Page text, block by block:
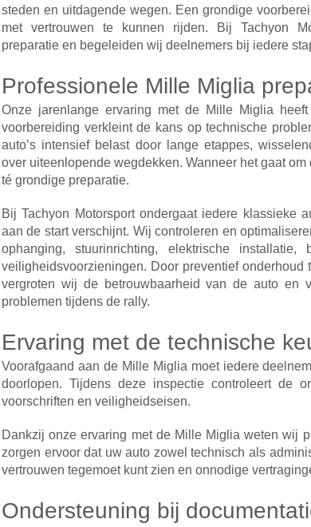
steden en uitdagende wegen. Een grondige
met vertrouwen te kunnen rijden. Bij Tachyon
preparatie en begeleiden wij deelnemers bij iedere
Professionele Mille Miglia
Onze jarenlange ervaring met de Mille Miglia
voorbereiding verkleint de kans op technische
auto’s intensief belast door lange etappes,
over uiteenlopende wegdekken. Wanneer het gaat
té grondige preparatie.
Bij Tachyon Motorsport ondergaat iedere klassieke
aan de start verschijnt. Wij controleren en
ophanging, stuurinrichting, elektrische installatie,
veiligheidsvoorzieningen. Door preventief
vergroten wij de betrouwbaarheid van de auto en
problemen tijdens de rally.
Ervaring met de technische
Voorafgaand aan de Mille Miglia moet iedere
doorlopen. Tijdens deze inspectie controleert de
voorschriften en veiligheidseisen.
Dankzij onze ervaring met de Mille Miglia weten wij
zorgen ervoor dat uw auto zowel technisch als
vertrouwen tegemoet kunt zien en onnodige
Ondersteuning bij